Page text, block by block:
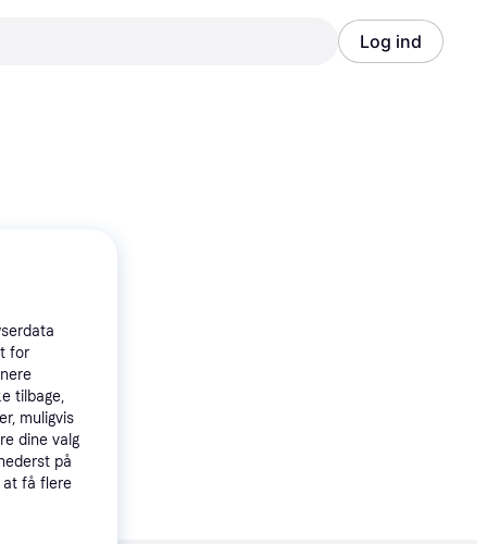
Log ind
for
tilbage,
muligvis
dine valg
på
at få flere